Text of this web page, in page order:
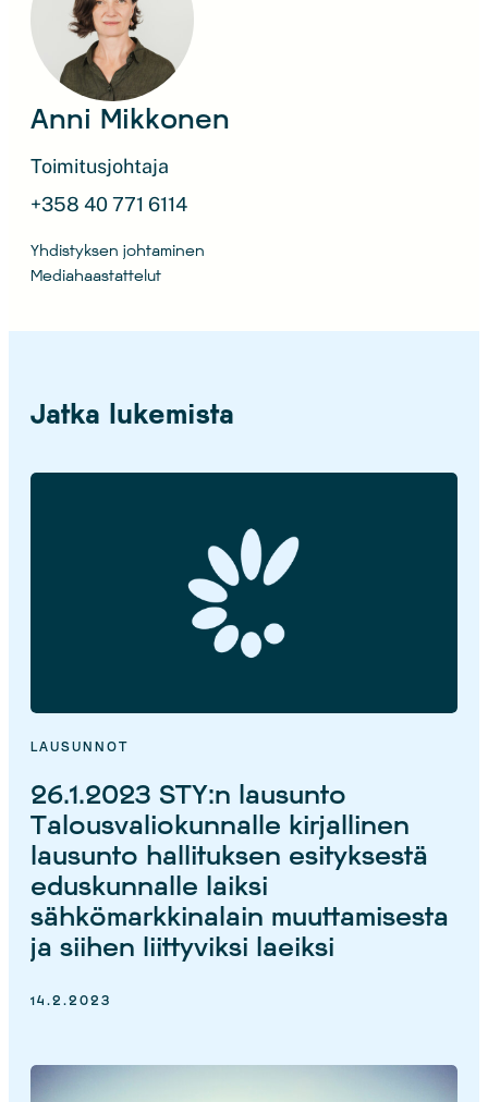
Anni Mikkonen
Toimitusjohtaja
+358 40 771 6114
Yhdistyksen johtaminen
Mediahaastattelut
Jatka lukemista
LAUSUNNOT
26.1.2023 STY:n lausunto
Talousvaliokunnalle kirjallinen
lausunto hallituksen esityksestä
eduskunnalle laiksi
sähkömarkkinalain muuttamisesta
ja siihen liittyviksi laeiksi
14.2.2023